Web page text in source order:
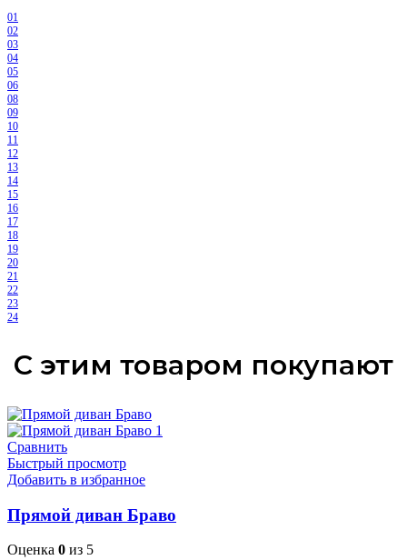
01
02
03
04
05
06
08
09
10
11
12
13
14
15
16
17
18
19
20
21
22
23
24
С этим товаром покупают
Сравнить
Быстрый просмотр
Добавить в избранное
Прямой диван Браво
Оценка 0 из 5